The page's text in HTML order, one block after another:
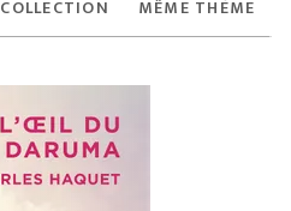
MÊME THÈME